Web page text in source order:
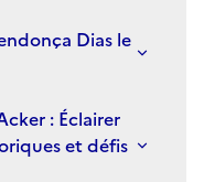
Dias le
: Éclairer